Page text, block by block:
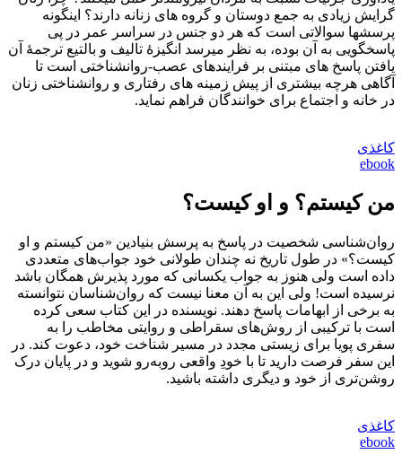
گرایش زیادی به جمع دوستان و گروه­ های زنانه دارند؟ این­گونه
پرسش­‎ها سوالاتی است که هر دو جنس در سراسر عمر در پی
پاسخگویی به آن بوده، به نظر می­رسد انگیزۀ تالیف و بالتیع ترجمۀ آن
یافتن پاسخ های مبتنی بر فرایندهای عصب-روان­شناختی است تا
آگاهی هرچه بیشتری از پیش زمینه ­های رفتاری و روانشناختی زنان
در خانه و اجتماع برای خوانندگان فراهم نماید.
کاغذی
ebook
من کیستم؟ و او کیست؟
روان‌شناسی شخصیت در پاسخ به پرسش بنیادین «من کیستم و او
کیست؟» در طول تاریخ نه چندان طولانی خود جواب‌های متعددی
داده است ولی هنوز به جواب یکسانی که مورد پذیرش همگان باشد
نرسیده است! ولی این به آن معنا نیست که روان‌شناسان نتوانسته
به برخی از ابهامات پاسخ دهند. نویسنده در این کتاب سعی کرده
است با ترکیبی از روش‌های سقراطی و روایتی مخاطب را به
سفری پویا برای زیستی مجدد در مسیر شناخت خود، دعوت کند. در
این سفر فرصت دارید تا با خودِ واقعی روبه‌رو شوید و در پایان درک
روشن‌تری از خود و دیگری داشته باشید.
کاغذی
ebook